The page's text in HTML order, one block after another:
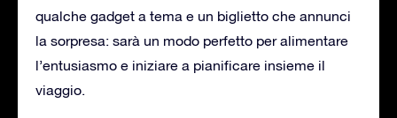
qualche gadget a tema e un biglietto che annunci
la sorpresa: sarà un modo perfetto per alimentare
l’entusiasmo e iniziare a pianificare insieme il
viaggio.